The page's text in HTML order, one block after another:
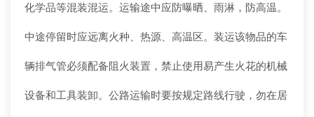
化学品等混装混运。运输途中应防曝晒、雨淋，防高温。
中途停留时应远离火种、热源、高温区。装运该物品的车
辆排气管必须配备阻火装置，禁止使用易产生火花的机械
设备和工具装卸。公路运输时要按规定路线行驶，勿在居